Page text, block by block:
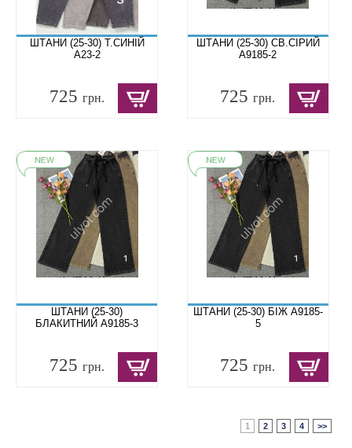
ШТАНИ (25-30) Т.СИНІЙ
A23-2
725 грн.
ШТАНИ (25-30) СВ.СІРИЙ
A9185-2
725грн.
ШТАНИ (25-30)
БЛАКИТНИЙ A9185-3
725 грн.
ШТАНИ (25-30) БІЖ A9185-
5
725грн.
1 2 3 4 >>